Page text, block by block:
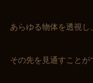
あらゆる物体を透視し、
その先を見通すことが